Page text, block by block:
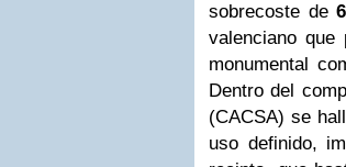
sobrecoste de
valenciano
monumental
Dentro del
(CACSA) se
uso definido,